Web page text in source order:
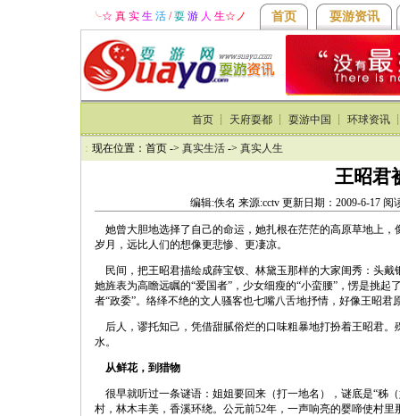
╰☆ 真 实 生 活 /耍 游人 生☆ ノ 首页 耍游资讯
首页 ┊ 天府耍都 ┊ 耍游中国 ┊ 环球资讯
： 现在位置：首页 -> 真实生活 -> 真实人生
王昭君
编辑:佚名 来源:cctv 更新日期：2009-6-17 阅
她曾大胆地选择了自己的命运，她扎根在茫茫的高原草地上
岁月，远比人们的想像更悲惨、更凄凉。
民间，把王昭君描绘成薛宝钗、林黛玉那样的大家闺秀：头
她旌表为高瞻远瞩的“爱国者”，少女细瘦的“小蛮腰”，愣是挑
者“政委”。络绎不绝的文人骚客也七嘴八舌地抒情，好像王昭
后人，谬托知己，凭借甜腻俗烂的口味粗暴地打扮着王昭君
水。
从鲜花，到猎物
很早就听过一条谜语：姐姐要回来（打一地名），谜底是“秭
村，林木丰美，香溪环绕。公元前52年，一声响亮的婴啼使村